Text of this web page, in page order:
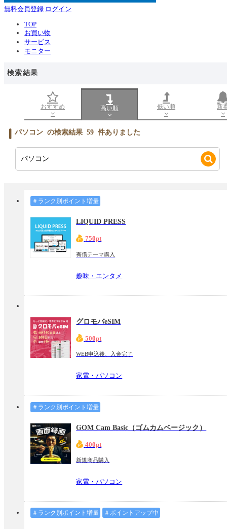
無料会員登録 ログイン
TOP
お買い物
サービス
モニター
検索結果
おすすめ 高い順 低い順 新
パソコン の検索結果 59 件ありました
＃ランク別ポイント増量
LIQUID PRESS
750pt
有償テーマ購入
趣味・エンタメ
グロモバeSIM
500pt
WEB申込後、入金完了
家電・パソコン
＃ランク別ポイント増量
GOM Cam Basic（ゴムカムベージック）
400pt
新規商品購入
家電・パソコン
＃ランク別ポイント増量 ＃ポイントアップ中